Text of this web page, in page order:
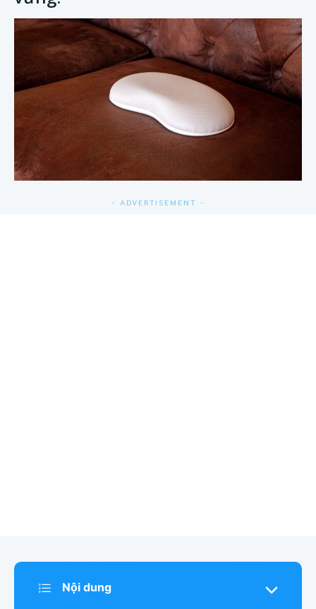
- ADVERTISEMENT -
Nội dung